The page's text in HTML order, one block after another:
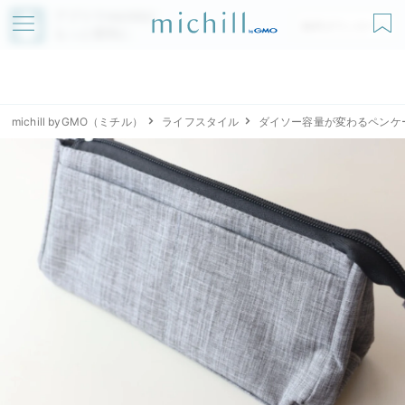
アプリでmichillが
無料ダウンロード
michill byGMO（ミチル） ライフスタイル ダイソー容量が変わるペンケ